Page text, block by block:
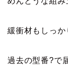
緩衝材もしっか
過去の型番?で